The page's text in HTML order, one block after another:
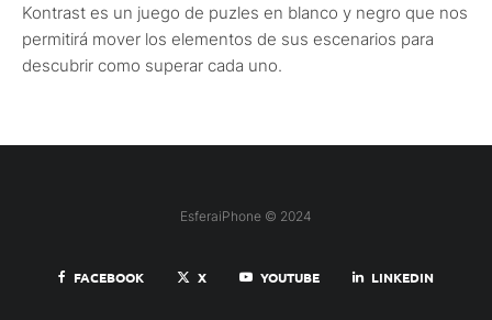
Kontrast es un juego de puzles en blanco y negro que nos
permitirá mover los elementos de sus escenarios para
descubrir como superar cada uno.
EsferaiPhone © 2024
FACEBOOK X YOUTUBE LINKEDIN